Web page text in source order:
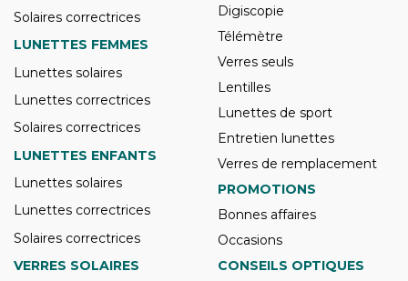
Solaires correctrices
LUNETTES FEMMES
Lunettes solaires
Lunettes correctrices
Solaires correctrices
LUNETTES ENFANTS
Lunettes solaires
Lunettes correctrices
Solaires correctrices
Digiscopie
Télémètre
Verres seuls
Lentilles
Lunettes de sport
Entretien lunettes
Verres de remplacement
PROMOTIONS
Bonnes affaires
Occasions
VERRES SOLAIRES
CONSEILS OPTIQUES